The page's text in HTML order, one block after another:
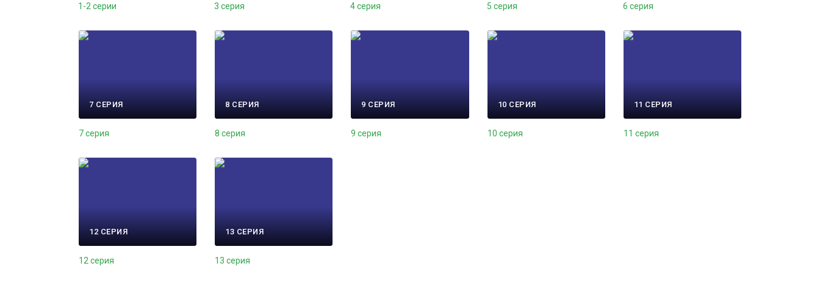
1-2 серии 3 серия 4 серия 5 серия 6 серия
7 СЕРИЯ
7 серия
8 СЕРИЯ
8 серия
9 СЕРИЯ
9 серия
10 СЕРИЯ
10 серия
11 СЕРИЯ
11 серия
12 СЕРИЯ
12 серия
13 СЕРИЯ
13 серия